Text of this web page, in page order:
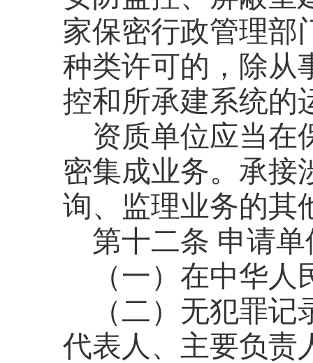
家保密行政管理部
种类许可的，除从
控和所承建系统的
资质单位应当在
密集成业务。承接
询、监理业务的其
第十二条 申请
（一）在中华
（二）无犯罪
代表人、主要负责